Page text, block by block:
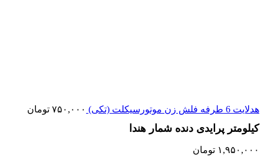
هدلایت 6 طرفه فلش زن موتورسیکلت (تکی) ۷۵۰,۰۰۰ تومان
کیلومتر پرایدی دنده شمار هندا
۱,۹۵۰,۰۰۰ تومان